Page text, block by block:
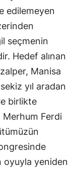
edilemeyen
seçmenin
Hedef alınan
Manisa
yıl aradan
birlikte
Merhum Ferdi
oyuyla yeniden